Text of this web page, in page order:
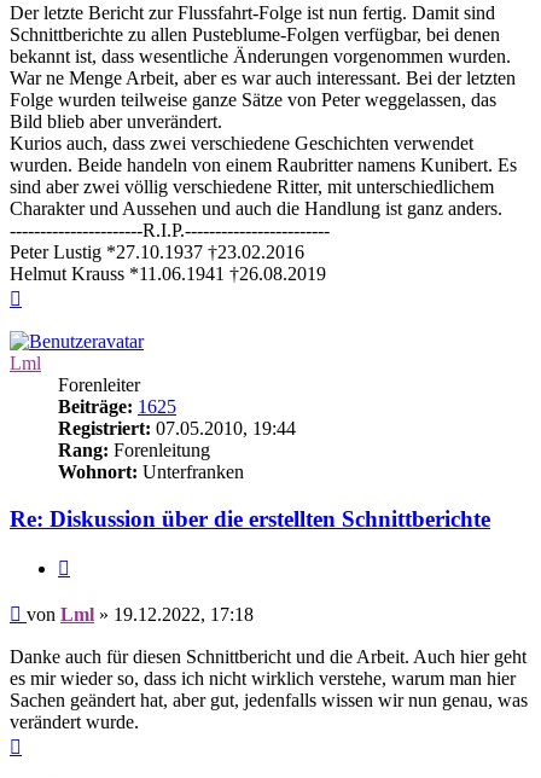
Der letzte Bericht zur Flussfahrt-Folge ist nun fertig. Damit sind
Schnittberichte zu allen Pusteblume-Folgen verfügbar, bei denen
bekannt ist, dass wesentliche Änderungen vorgenommen wurden.
War ne Menge Arbeit, aber es war auch interessant. Bei der letzten
Folge wurden teilweise ganze Sätze von Peter weggelassen, das
Bild blieb aber unverändert.
Kurios auch, dass zwei verschiedene Geschichten verwendet
wurden. Beide handeln von einem Raubritter namens Kunibert. Es
sind aber zwei völlig verschiedene Ritter, mit unterschiedlichem
Charakter und Aussehen und auch die Handlung ist ganz anders.
----------------------R.I.P.------------------------
Peter Lustig *27.10.1937 †23.02.2016
Helmut Krauss *11.06.1941 †26.08.2019
Lml
Forenleiter
Beiträge: 1625
Registriert: 07.05.2010, 19:44
Rang: Forenleitung
Wohnort: Unterfranken
Re: Diskussion über die erstellten Schnittberichte
Beitrag
von Lml » 19.12.2022, 17:18
Danke auch für diesen Schnittbericht und die Arbeit. Auch hier geht
es mir wieder so, dass ich nicht wirklich verstehe, warum man hier
Sachen geändert hat, aber gut, jedenfalls wissen wir nun genau, was
verändert wurde.